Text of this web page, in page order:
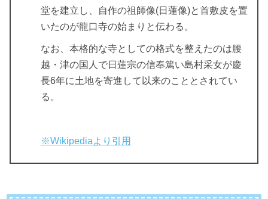
堂を建立し、自作の祖師像(日蓮像)と首敷皮を置
いたのが龍口寺の始まりと伝わる。
なお、本格的な寺としての格式を整えたのは腰
越・津の国人で日蓮宗の信奉篤い島村采女が慶
長6年に土地を寄進して以来のこととされてい
る。
※Wikipediaより引用